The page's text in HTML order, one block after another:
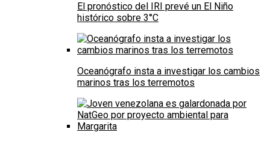
El pronóstico del IRI prevé un El Niño
histórico sobre 3°C
Oceanógrafo insta a investigar los cambios
marinos tras los terremotos